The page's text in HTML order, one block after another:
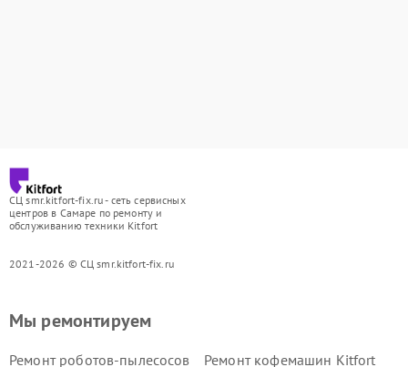
СЦ smr.kitfort-fix.ru - сеть сервисных
центров в Самаре по ремонту и
обслуживанию техники Kitfort
2021-2026 © СЦ smr.kitfort-fix.ru
Мы ремонтируем
Ремонт роботов-пылесосов
Ремонт кофемашин Kitfort